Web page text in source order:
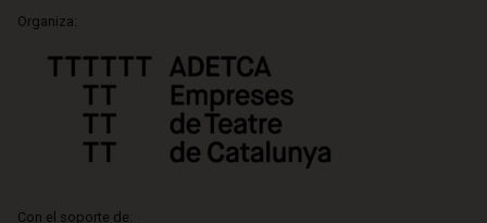
Organiza:
Con el soporte de: